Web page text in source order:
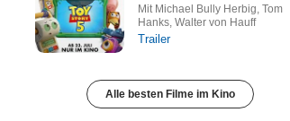
Mit Michael Bully Herbig, Tom
Hanks, Walter von Hauff
Trailer
Alle besten Filme im Kino